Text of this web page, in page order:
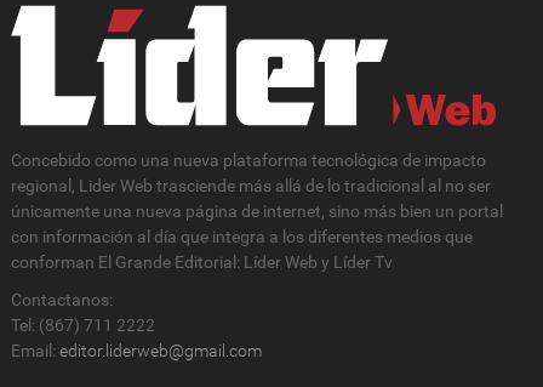
Concebido como una nueva plataforma tecnológica de impacto
regional, Lider Web trasciende más allá de lo tradicional al no ser
únicamente una nueva página de internet, sino más bien un portal
con información al día que integra a los diferentes medios que
conforman El Grande Editorial: Líder Web y Líder Tv
Contactanos:
Tel: (867) 711 2222
Email: editor.liderweb@gmail.com